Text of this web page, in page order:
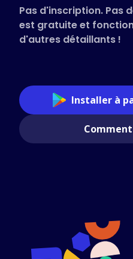
Pas d'inscription. Pas
est gratuite et
d'autres détaillants !
Installer à